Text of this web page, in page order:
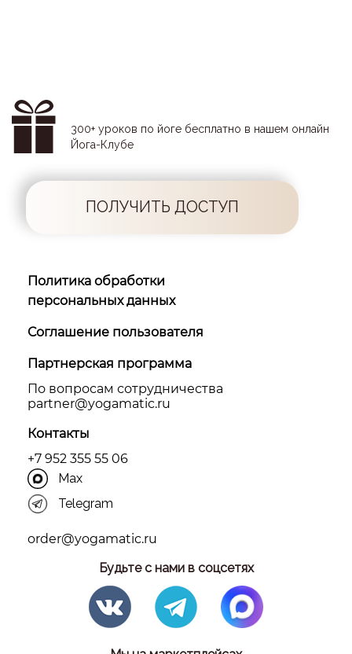
300+ уроков по йоге бесплатно в нашем онлайн
Йога-Клубе
ПОЛУЧИТЬ ДОСТУП
Политика обработки
персональных данных
Соглашение пользователя
Партнерская программа
По вопросам сотрудничества
partner@yоgamatic.ru
Контакты
+7 952 355 55 06
Max
Telegram
order@yogamatic.ru
Будьте с нами в соцсетях